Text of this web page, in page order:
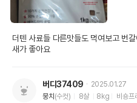
더텐 사료들 다른맛들도 먹여보고 번
새가 좋아요
버디37409
2025.01.27
뭉치 (수컷) 8살 8kg 비숑프